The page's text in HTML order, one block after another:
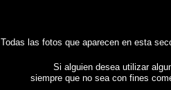
Todas las fotos que aparecen en esta
Si alguien desea utilizar
siempre que no sea con fines